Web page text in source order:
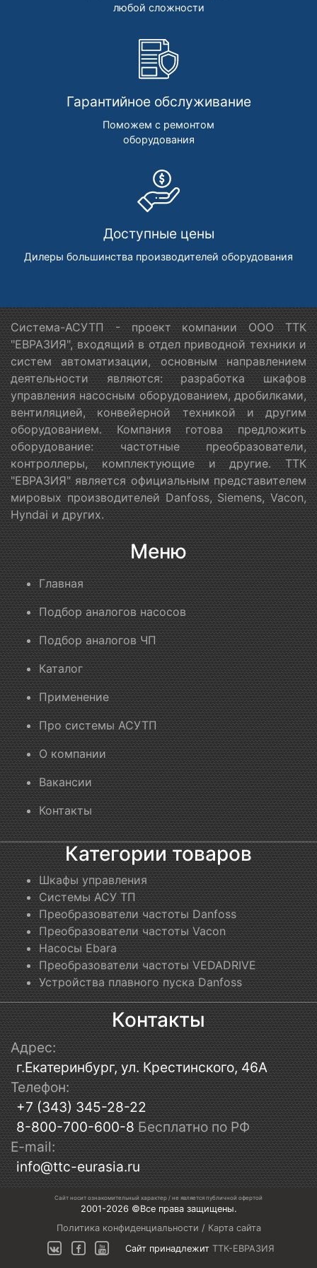
любой сложности
Гарантийное обслуживание
Поможем с ремонтом
оборудования
Доступные цены
Дилеры большинства производителей оборудования
Система-АСУТП - проект компании ООО ТТК
"ЕВРАЗИЯ", входящий в отдел приводной техники и
систем автоматизации, основным направлением
деятельности являются: разработка шкафов
управления насосным оборудованием, дробилками,
вентиляцией, конвейерной техникой и другим
оборудованием. Компания готова предложить
оборудование: частотные преобразователи,
контроллеры, комплектующие и другие. ТТК
"ЕВРАЗИЯ" является официальным представителем
мировых производителей Danfoss, Siemens, Vacon,
Hyndai и других.
Меню
Главная
Подбор аналогов насосов
Подбор аналогов ЧП
Каталог
Применение
Про системы АСУТП
О компании
Вакансии
Контакты
Категории товаров
Шкафы управления
Системы АСУ ТП
Преобразователи частоты Danfoss
Преобразователи частоты Vacon
Насосы Ebara
Преобразователи частоты VEDADRIVE
Устройства плавного пуска Danfoss
Контакты
Адрес:
г.Екатеринбург, ул. Крестинского, 46А
Телефон:
+7 (343) 345-28-22
8-800-700-600-8 Бесплатно по РФ
E-mail:
info@ttc-eurasia.ru
Сайт носит ознакомительный характер / не является публичной офертой
2001-2026 ©Все права защищены.
Политика конфиденциальности / Карта сайта
Сайт принадлежит ТТК-ЕВРАЗИЯ